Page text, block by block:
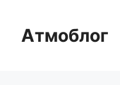
содержимому
Атмоблог